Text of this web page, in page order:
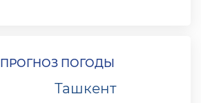
ПРОГНОЗ ПОГОДЫ
Ташкент